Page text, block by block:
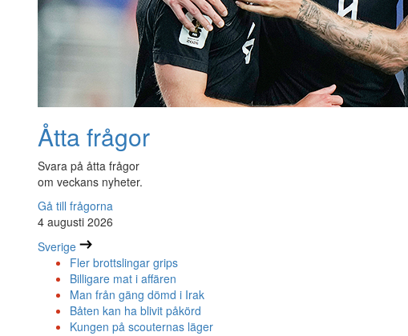
Åtta frågor
Svara på åtta frågor
om veckans nyheter.
Gå till frågorna
4 augusti 2026
Sverige
Fler brottslingar grips
Billigare mat i affären
Man från gäng dömd i Irak
Båten kan ha blivit påkörd
Kungen på scouternas läger